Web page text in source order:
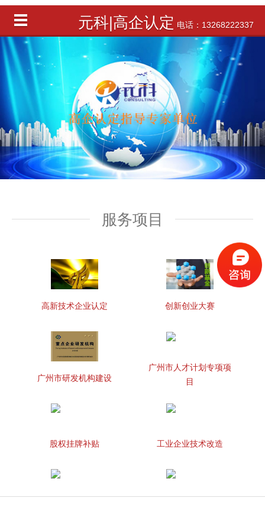
元科|高企认定 电话：13268222337
服务项目
高新技术企业认定 创新创业大赛
广州市研发机构建设
广州市人才计划专项项
目
股权挂牌补贴 工业企业技术改造